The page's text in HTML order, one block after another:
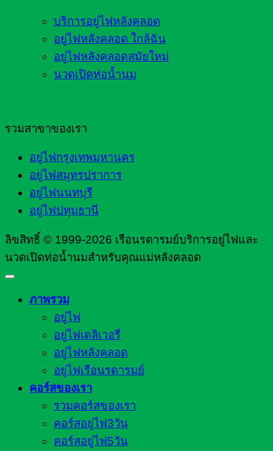
บริการอยู่ไฟหลังคลอด
อยู่ไฟหลังคลอด ใกล้ฉัน
อยู่ไฟหลังคลอดสมัยใหม่
นวดเปิดท่อน้ำนม
รวมสาขาของเรา
อยู่ไฟกรุงเทพมหานคร
อยู่ไฟสมุทรปราการ
อยู่ไฟนนทบุรี
อยู่ไฟปทุมธานี
ลิขสิทธิ์ © 1999-2026 เรือนรดารมย์บริการอยู่ไฟและ
นวดเปิดท่อน้ำนมสำหรับคุณแม่หลังคลอด
ภาพรวม
อยู่ไฟ
อยู่ไฟเดลิเวอรี่
อยู่ไฟหลังคลอด
อยู่ไฟเรือนรดารมย์
คอร์สของเรา
รวมคอร์สของเรา
คอร์สอยู่ไฟ3วัน
คอร์สอยู่ไฟ5วัน